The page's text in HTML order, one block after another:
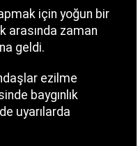
için yoğun bir
arasında zaman
geldi.
ezilme
baygınlık
uyarılarda